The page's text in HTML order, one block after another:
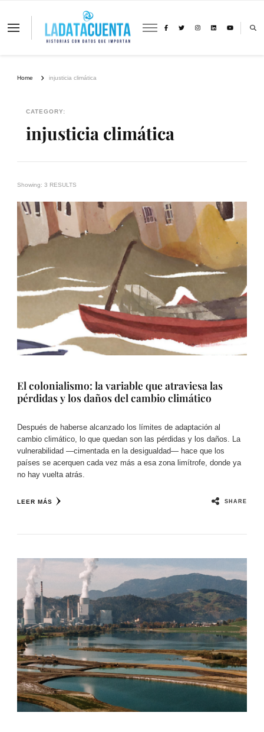
La Data Cuenta es una plataforma
Home injusticia climática
CATEGORY:
injusticia climática
Showing: 3 RESULTS
El colonialismo: la variable que atraviesa las
pérdidas y los daños del cambio climático
Después de haberse alcanzado los límites de adaptación al
cambio climático, lo que quedan son las pérdidas y los daños. La
vulnerabilidad —cimentada en la desigualdad— hace que los
países se acerquen cada vez más a esa zona limítrofe, donde ya
no hay vuelta atrás.
LEER MÁS SHARE